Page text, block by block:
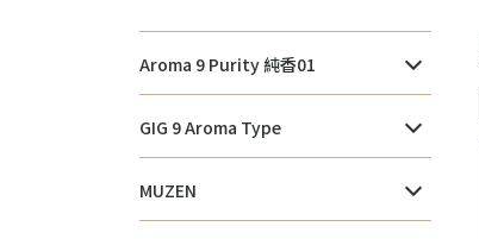
Aroma 9 Purity 純香01
GIG 9 Aroma Type
MUZEN